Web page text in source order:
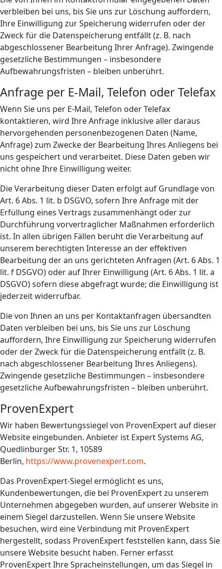
verbleiben bei uns, bis Sie uns zur Löschung auffordern,
Ihre Einwilligung zur Speicherung widerrufen oder der
Zweck für die Datenspeicherung entfällt (z. B. nach
abgeschlossener Bearbeitung Ihrer Anfrage). Zwingende
gesetzliche Bestimmungen – insbesondere
Aufbewahrungsfristen – bleiben unberührt.
Anfrage per E-Mail, Telefon oder Telefax
Wenn Sie uns per E-Mail, Telefon oder Telefax
kontaktieren, wird Ihre Anfrage inklusive aller daraus
hervorgehenden personenbezogenen Daten (Name,
Anfrage) zum Zwecke der Bearbeitung Ihres Anliegens bei
uns gespeichert und verarbeitet. Diese Daten geben wir
nicht ohne Ihre Einwilligung weiter.
Die Verarbeitung dieser Daten erfolgt auf Grundlage von
Art. 6 Abs. 1 lit. b DSGVO, sofern Ihre Anfrage mit der
Erfüllung eines Vertrags zusammenhängt oder zur
Durchführung vorvertraglicher Maßnahmen erforderlich
ist. In allen übrigen Fällen beruht die Verarbeitung auf
unserem berechtigten Interesse an der effektiven
Bearbeitung der an uns gerichteten Anfragen (Art. 6 Abs. 1
lit. f DSGVO) oder auf Ihrer Einwilligung (Art. 6 Abs. 1 lit. a
DSGVO) sofern diese abgefragt wurde; die Einwilligung ist
jederzeit widerrufbar.
Die von Ihnen an uns per Kontaktanfragen übersandten
Daten verbleiben bei uns, bis Sie uns zur Löschung
auffordern, Ihre Einwilligung zur Speicherung widerrufen
oder der Zweck für die Datenspeicherung entfällt (z. B.
nach abgeschlossener Bearbeitung Ihres Anliegens).
Zwingende gesetzliche Bestimmungen – insbesondere
gesetzliche Aufbewahrungsfristen – bleiben unberührt.
ProvenExpert
Wir haben Bewertungssiegel von ProvenExpert auf dieser
Website eingebunden. Anbieter ist Expert Systems AG,
Quedlinburger Str. 1, 10589
Berlin, https://www.provenexpert.com.
Das ProvenExpert-Siegel ermöglicht es uns,
Kundenbewertungen, die bei ProvenExpert zu unserem
Unternehmen abgegeben wurden, auf unserer Website in
einem Siegel darzustellen. Wenn Sie unsere Website
besuchen, wird eine Verbindung mit ProvenExpert
hergestellt, sodass ProvenExpert feststellen kann, dass Sie
unsere Website besucht haben. Ferner erfasst
ProvenExpert Ihre Spracheinstellungen, um das Siegel in